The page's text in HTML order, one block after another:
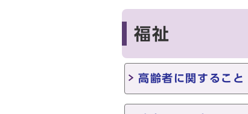
福祉
高齢者に関すること